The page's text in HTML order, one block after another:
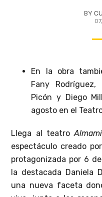
BY
En la obra
Fany Rodríguez,
Picón y Diego
agosto en el
Llega al teatro
espectáculo creado
protagonizada por 6
la destacada Daniela
una nueva faceta